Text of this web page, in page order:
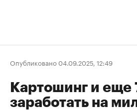
Опубликовано 04.09.2025, 12:49
Картошинг и еще
заработать на